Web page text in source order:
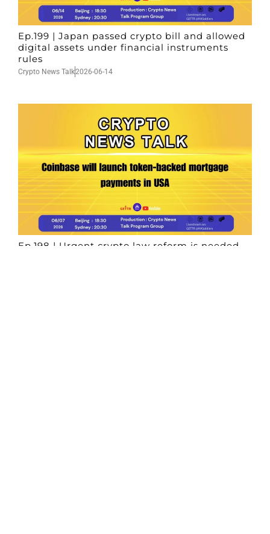
Ep.199 | Japan passed crypto bill and allowed
digital assets under financial instruments
rules
Crypto News Talk2026-06-14
Ep.198 | Urgent crypto law reform is needed